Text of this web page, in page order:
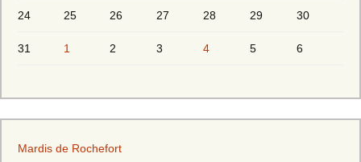
24 25 26 27 28 29 30
31 1 2 3 4 5 6
Mardis de Rochefort